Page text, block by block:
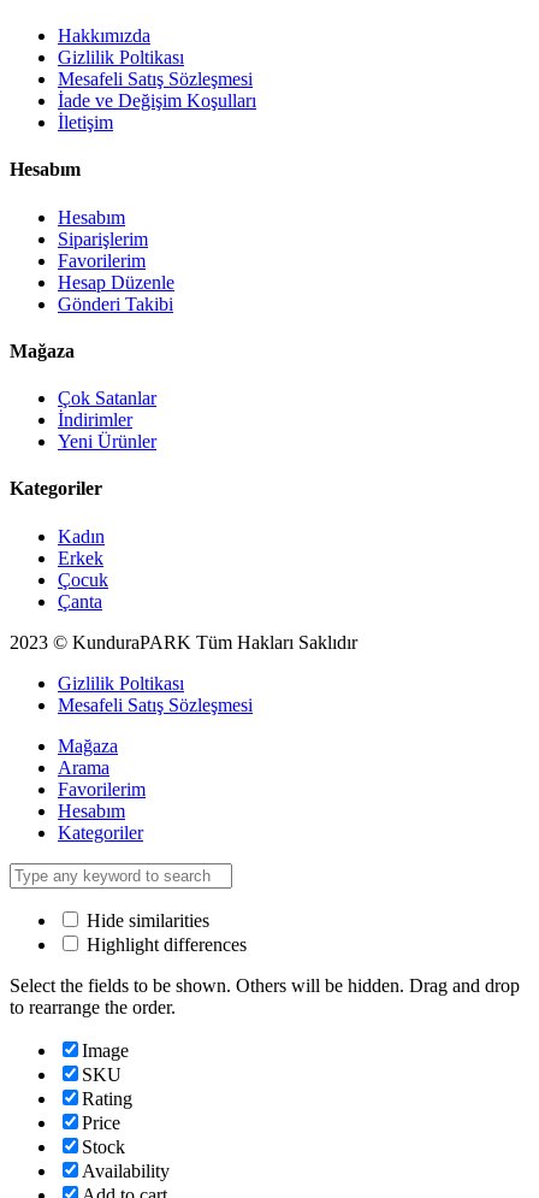
Hakkımızda
Gizlilik Poltikası
Mesafeli Satış Sözleşmesi
İade ve Değişim Koşulları
İletişim
Hesabım
Hesabım
Siparişlerim
Favorilerim
Hesap Düzenle
Gönderi Takibi
Mağaza
Çok Satanlar
İndirimler
Yeni Ürünler
Kategoriler
Kadın
Erkek
Çocuk
Çanta
2023 © KunduraPARK Tüm Hakları Saklıdır
Gizlilik Poltikası
Mesafeli Satış Sözleşmesi
Mağaza
Arama
Favorilerim
Hesabım
Kategoriler
Hide similarities
Highlight differences
Select the fields to be shown. Others will be hidden. Drag and drop
to rearrange the order.
Image
SKU
Rating
Price
Stock
Availability